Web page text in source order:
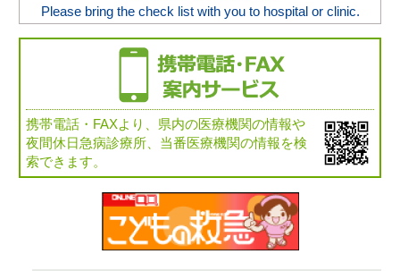
Please bring the check list with you to hospital or clinic.
携帯電話・FAXより、県内の医療機関の情報や
夜間休日急病診療所、当番医療機関の情報を検
索できます。